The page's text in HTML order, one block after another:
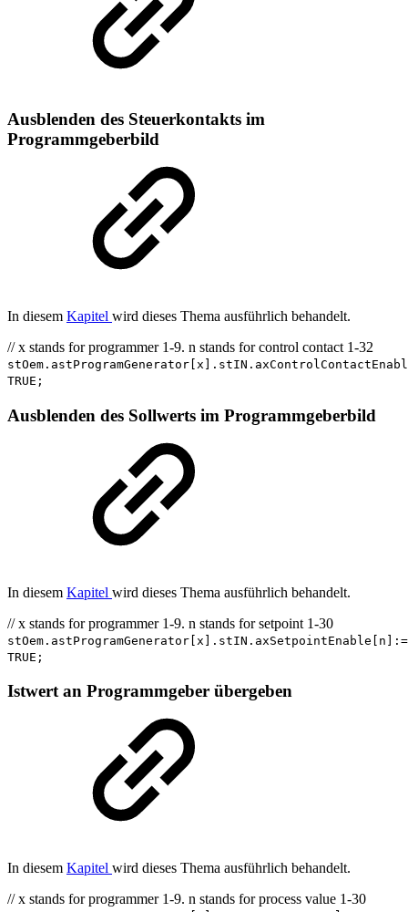
Ausblenden des Steuerkontakts im
Programmgeberbild
In diesem Kapitel wird dieses Thema ausführlich behandelt.
// x stands for programmer 1-9. n stands for control contact 1-32
TRUE;
Ausblenden des Sollwerts im Programmgeberbild
In diesem Kapitel wird dieses Thema ausführlich behandelt.
// x stands for programmer 1-9. n stands for setpoint 1-30
stOem.astProgramGenerator[x].stIN.axSetpointEnable[n]:=
TRUE;
Istwert an Programmgeber übergeben
In diesem Kapitel wird dieses Thema ausführlich behandelt.
// x stands for programmer 1-9. n stands for process value 1-30